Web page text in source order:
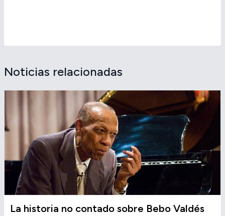
Noticias relacionadas
La historia no contado sobre Bebo Valdés